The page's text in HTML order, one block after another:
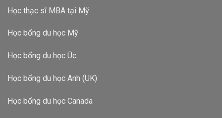
Học thạc sĩ MBA tại Mỹ
Học bổng du học Mỹ
Học bổng du học Úc
Học bổng du học Anh (UK)
Học bổng du học Canada